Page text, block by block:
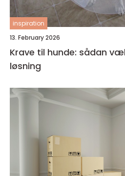
inspiration
13. February 2026
Krave til hunde: sådan
løsning